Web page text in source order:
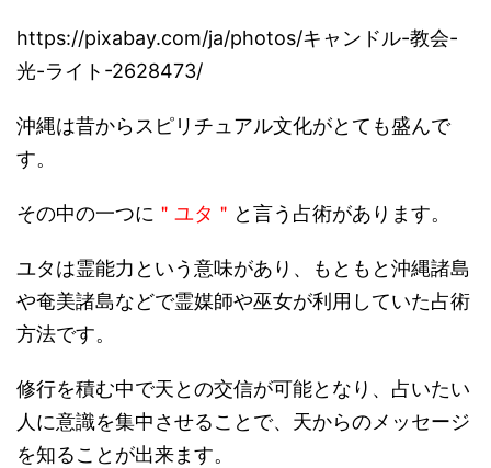
https://pixabay.com/ja/photos/キャンドル-教会-
光-ライト-2628473/
沖縄は昔からスピリチュアル文化がとても盛んで
す。
その中の一つに ＂ユタ＂ と言う占術があります。
ユタは霊能力という意味があり、
もともと沖縄諸島
や奄美諸島などで霊媒師や巫女が利用していた占術
方法です。
修行を積む中で天との交信が可能となり、 占いたい
人に意識を集中させることで、 天からのメッセージ
を知ることが出来ます。